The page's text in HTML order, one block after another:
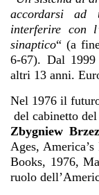
accordarsi ad
interferire con
sinaptico“ (a
6-67). Dal 1999
altri 13 anni.
Nel 1976 il
del cabinetto
Zbygniew
Ages,
Books, 1976,
ruolo